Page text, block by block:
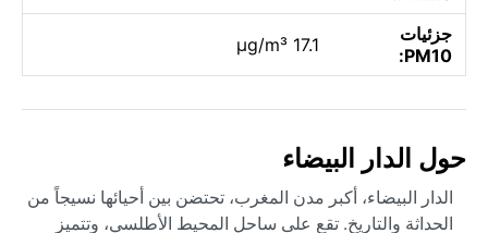
جزئيات
PM10:
17.1 µg/m³
حول الدار البيضاء
الدار البيضاء، أكبر مدن المغرب، تحتضن بين أحيائها نسيجاً من
الحداثة والتاريخ. تقع على ساحل المحيط الأطلسي، وتتميز